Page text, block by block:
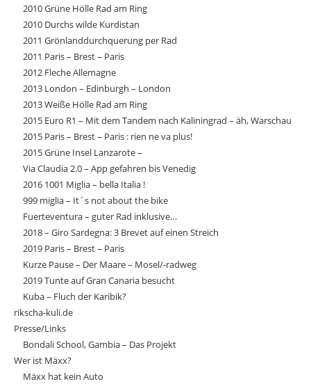
2010 Grüne Hölle Rad am Ring
2010 Durchs wilde Kurdistan
2011 Grönlanddurchquerung per Rad
2011 Paris – Brest – Paris
2012 Fleche Allemagne
2013 London – Edinburgh – London
2013 Weiße Hölle Rad am Ring
2015 Euro R1 – Mit dem Tandem nach Kaliningrad – äh, Warschau
2015 Paris – Brest – Paris : rien ne va plus!
2015 Grüne Insel Lanzarote –
Via Claudia 2.0 – App gefahren bis Venedig
2016 1001 Miglia – bella Italia !
999 miglia – It´s not about the bike
Fuerteventura – guter Rad inklusive…
2018 – Giro Sardegna: 3 Brevet auf einen Streich
2019 Paris – Brest – Paris
Kurze Pause – Der Maare – Mosel/-radweg
2019 Tunte auf Gran Canaria besucht
Kuba – Fluch der Karibik?
rikscha-kuli.de
Presse/Links
Bondali School, Gambia – Das Projekt
Wer ist Mäxx?
Mäxx hat kein Auto